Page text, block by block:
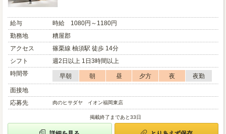
給与
時給 1080円～1180円
勤務地
糟屋郡
アクセス
篠栗線 柚須駅 徒歩 14分
シフト
週2日以上 1日3時間以上
時間帯
早朝 朝 昼 夕方 夜
夜勤
面接地
応募先
肉のヒサダヤ イオン福岡東店
掲載終了まであと33日